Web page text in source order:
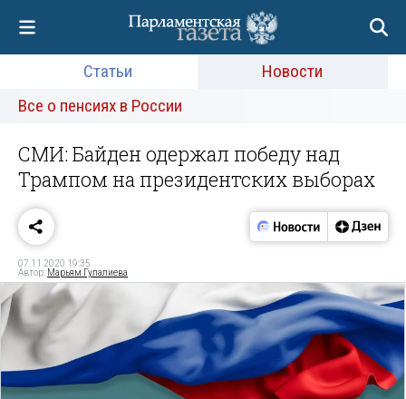
Статьи
Новости
Все о пенсиях в России
СМИ: Байден одержал победу над
Трампом на президентских выборах
07.11.2020 19:35
Автор: Марьям Гулалиева